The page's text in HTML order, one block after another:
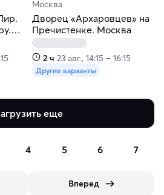
Москва
Дворец «Архаровцев» на
Пречистенке. Москва
2 ч 23 авг., 14:15 – 16:15
Другие варианты
еще
4 5 6 7
Вперед